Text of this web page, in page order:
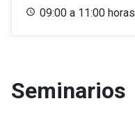
09:00 a 11:00 horas
Seminarios